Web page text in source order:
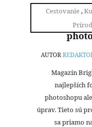
Cestovanie,
20 top
AUTOR
Magazín
najlepších
photoshopu
úprav. Tieto sú
sa priamo